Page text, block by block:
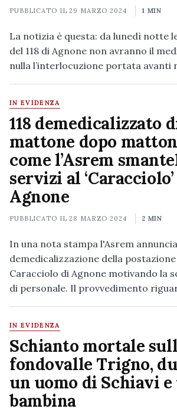
PUBBLICATO IL29 MARZO 2024 1 MIN
La notizia è questa: da lunedì notte
del 118 di Agnone non avranno il
nulla l’interlocuzione portata avanti
IN EVIDENZA
118 demedicalizzato
mattone dopo
come l’Asrem
servizi al
Agnone
PUBBLICATO IL28 MARZO 2024 2 MIN
In una nota stampa l'Asrem
demedicalizzazione della postazione
Caracciolo di Agnone motivando la
di personale. Il provvedimento
IN EVIDENZA
Schianto mortale
fondovalle Trigno,
un uomo di Schiavi e
bambina